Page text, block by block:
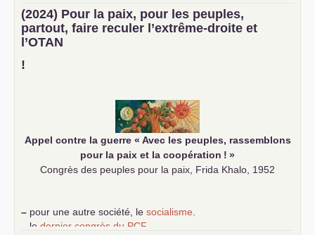
–
un texte de Jean-Claude Delaunay
le marxisme est la
science sociale de notre temps
–un appel proposé aux partis communistes et ouvrier
d’Europe
–
(2024) Pour la paix, pour les peuples,
partout, faire reculer l’extrême-droite et
l’OTAN
!
Appel contre la guerre « Avec les peuples, rassemblons
pour la paix et la coopération ! »
Congrès des peuples pour la paix, Frida Khalo, 1952
– pour une autre société, le socialisme
le dernier congrès du PCF